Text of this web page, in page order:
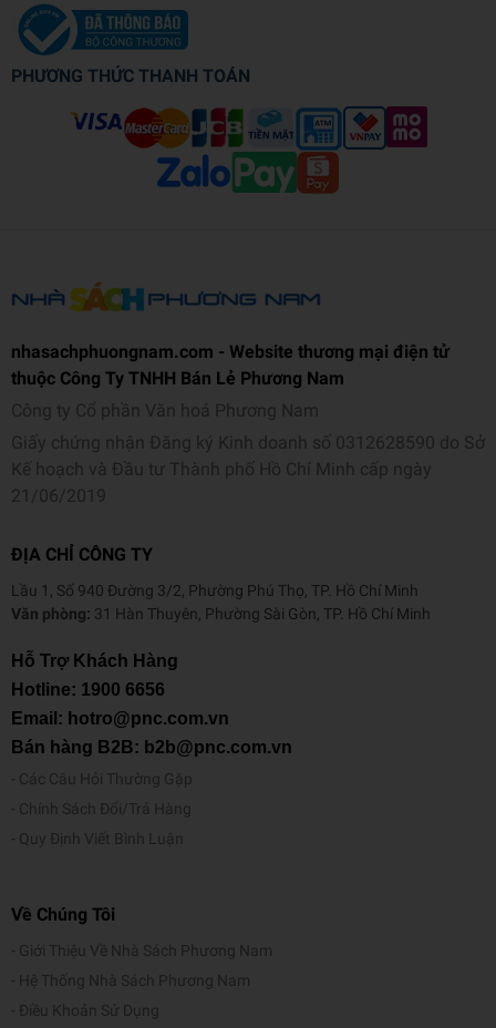
PHƯƠNG THỨC THANH TOÁN
nhasachphuongnam.com - Website thương mại điện tử
thuộc Công Ty TNHH Bán Lẻ Phương Nam
Công ty Cổ phần Văn hoá Phương Nam
Giấy chứng nhận Đăng ký Kinh doanh số 0312628590 do Sở
Kế hoạch và Đầu tư Thành phố Hồ Chí Minh cấp ngày
21/06/2019
ĐỊA CHỈ CÔNG TY
Lầu 1, Số 940 Đường 3/2, Phường Phú Thọ, TP. Hồ Chí Minh
Văn phòng: 31 Hàn Thuyên, Phường Sài Gòn, TP. Hồ Chí Minh
Hỗ Trợ Khách Hàng
Hotline: 1900 6656
Email: hotro@pnc.com.vn
Bán hàng B2B: b2b@pnc.com.vn
Các Câu Hỏi Thường Gặp
Chính Sách Đổi/Trả Hàng
Quy Định Viết Bình Luận
Về Chúng Tôi
Giới Thiệu Về Nhà Sách Phương Nam
Hệ Thống Nhà Sách Phương Nam
Điều Khoản Sử Dụng